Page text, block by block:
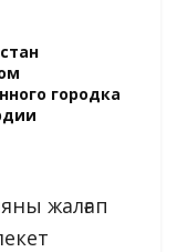
городка
жалғап